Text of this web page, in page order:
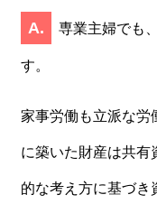
専業主婦でも
す。
家事労働も立派な労
に築いた財産は共有
的な考え方に基づき